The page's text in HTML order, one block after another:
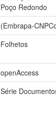
Poço Redondo
(Embrapa-
Folhetos
openAccess
Série